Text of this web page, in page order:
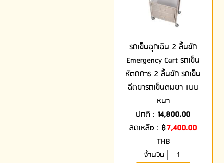
รถเข็นฉุกเฉิน 2 ลิ้นชัก
Emergency Cart รถเข็น
หัตถการ 2 ลิ้นชัก รถเข็น
ฉีดยารถเข็นตมยา แบบ
หนา
ปกติ :14,800.00
ลดเหลือ : ฿7,400.00
THB
จำนวน